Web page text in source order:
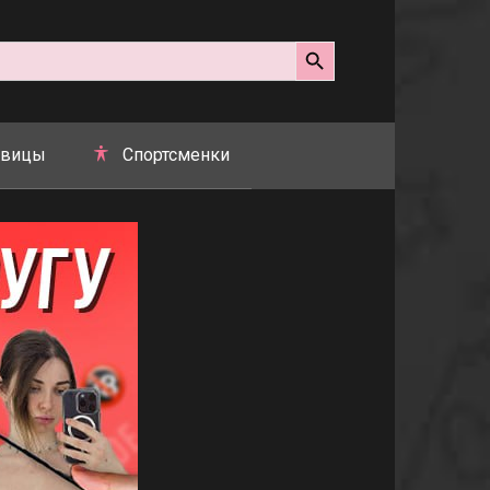
Search Button
Спортсменки